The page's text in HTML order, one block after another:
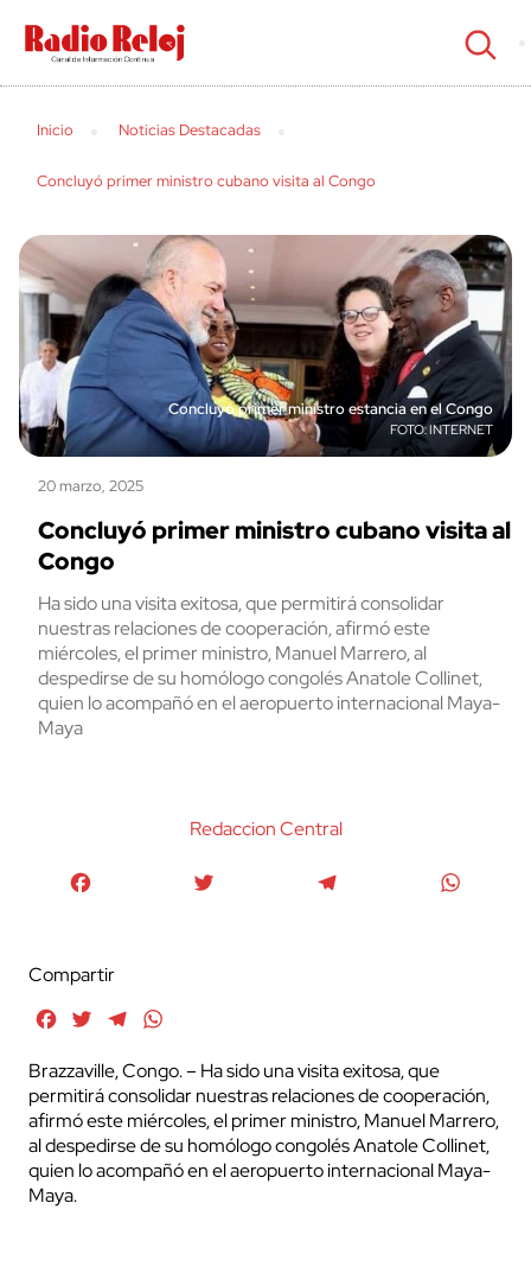
cerrar
Inicio Noticias Destacadas
Concluyó primer ministro cubano visita al Congo
Concluyó primer ministro estancia en el Congo
INTERNET
20 marzo, 2025
Concluyó primer ministro cubano visita al
Congo
Ha sido una visita exitosa, que permitirá consolidar
nuestras relaciones de cooperación, afirmó este
miércoles, el primer ministro, Manuel Marrero, al
despedirse de su homólogo congolés Anatole Collinet,
quien lo acompañó en el aeropuerto internacional Maya-
Maya
Redaccion Central
Compartir
FacebookTwitterTelegram
Brazzaville, Congo. – Ha sido una visita exitosa, que
permitirá consolidar nuestras relaciones de cooperación,
afirmó este miércoles, el primer ministro, Manuel Marrero,
al despedirse de su homólogo congolés Anatole Collinet,
quien lo acompañó en el aeropuerto internacional Maya-
Maya.